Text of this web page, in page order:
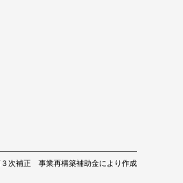
次補正 事業再構築補助金により作成